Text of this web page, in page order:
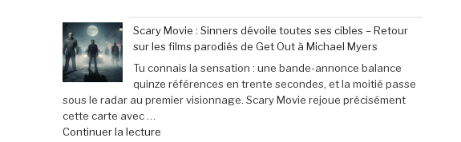
Scary Movie : Sinners dévoile toutes ses cibles – Retour
sur les films parodiés de Get Out à Michael Myers
Tu connais la sensation : une bande-annonce balance
quinze références en trente secondes, et la moitié passe
sous le radar au premier visionnage. Scary Movie rejoue précisément
cette carte avec …
Continuer la lecturede